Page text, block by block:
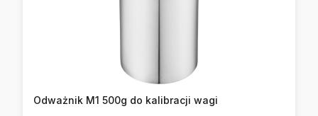
Odważnik M1 500g do kalibracji wagi